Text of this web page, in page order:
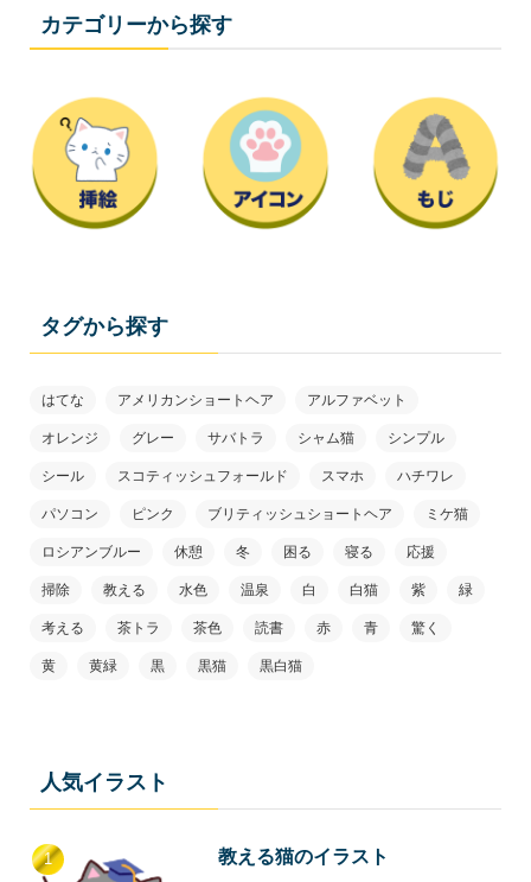
カテゴリーから探す
タグから探す
はてな アメリカンショートヘア アルファベット
オレンジ グレー サバトラ シャム猫 シンプル
シール スコティッシュフォールド スマホ ハチワレ
パソコン ピンク ブリティッシュショートヘア ミケ猫
ロシアンブルー 休憩 冬 困る 寝る 応援
掃除 教える 水色 温泉 白 白猫 紫 緑
考える 茶トラ 茶色 読書 赤 青 驚く
黄 黄緑 黒 黒猫 黒白猫
人気イラスト
教える猫のイラスト